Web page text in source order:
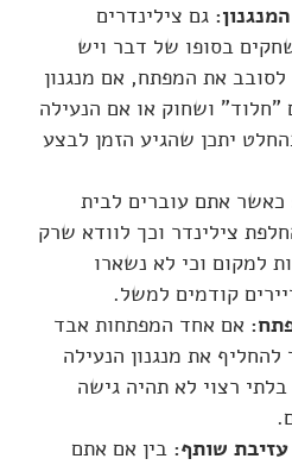
גם צילינדרים
בסופו של דבר ויש
את המפתח, אם מנגנון
"חלוד" ושחוק או אם הנעילה
יתכן שהגיע הזמן לבצע
כאשר אתם עוברים לבית
צילינדר וכך לוודא שרק
למקום וכי לא נשארו
קודמים למשל.
אם אחד המפתחות אבד
להחליף את מנגנון הנעילה
רצוי לא תהיה גישה
שותף: בין אם אתם